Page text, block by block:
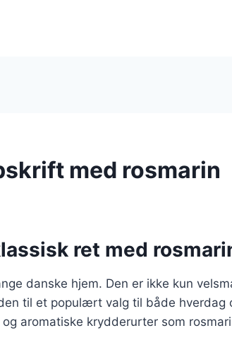
med rosmarin
ret med
danske hjem. Den er ikke kun
til et populært valg til både hverdag
aromatiske krydderurter som